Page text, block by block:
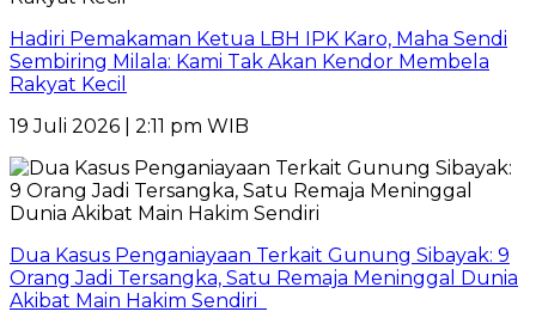
Hadiri Pemakaman Ketua LBH IPK Karo, Maha Sendi
Sembiring Milala: Kami Tak Akan Kendor Membela
Rakyat Kecil
19 Juli 2026 | 2:11 pm WIB
Dua Kasus Penganiayaan Terkait Gunung Sibayak: 9
Orang Jadi Tersangka, Satu Remaja Meninggal Dunia
Akibat Main Hakim Sendiri